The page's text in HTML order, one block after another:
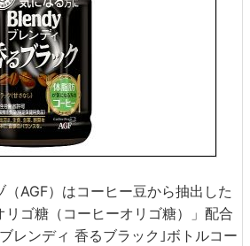
AGF）はコーヒー豆から抽出した
リゴ糖（コーヒーオリゴ糖）」配合
レンディ 香るブラック｣ボトルコー